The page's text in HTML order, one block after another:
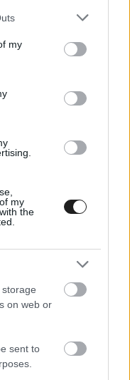
one or more Google
You may click to
third-party tags to
in below Google
my
my
the
on web or
sent to
Osváth Péter,
Miklós,
Rally3-as
itt tekinthető